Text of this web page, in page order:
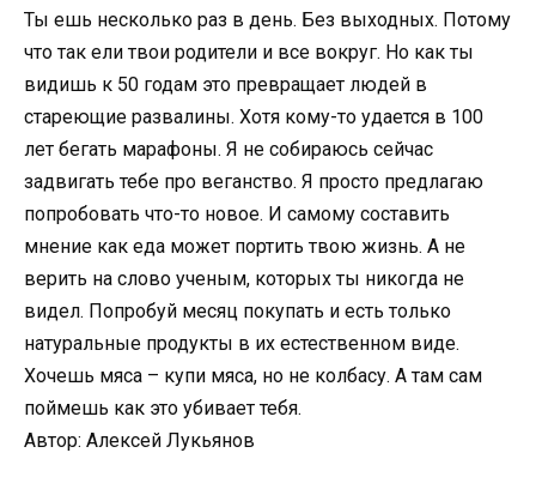
Ты ешь несколько раз в день. Без выходных. Потому
что так ели твои родители и все вокруг. Но как ты
видишь к 50 годам это превращает людей в
стареющие развалины. Хотя кому-то удается в 100
лет бегать марафоны. Я не собираюсь сейчас
задвигать тебе про веганство. Я просто предлагаю
попробовать что-то новое. И самому составить
мнение как еда может портить твою жизнь. А не
верить на слово ученым, которых ты никогда не
видел. Попробуй месяц покупать и есть только
натуральные продукты в их естественном виде.
Хочешь мяса – купи мяса, но не колбасу. А там сам
поймешь как это убивает тебя.
Автор: Алексей Лукьянов